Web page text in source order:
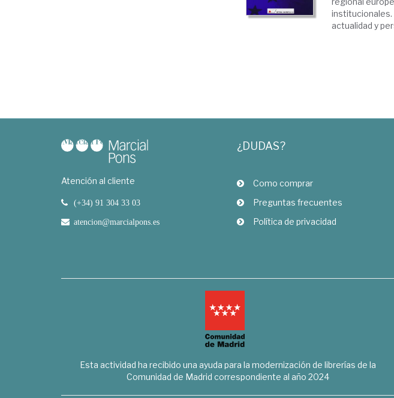
institucionales.
actualidad y
Atención al cliente
(+34) 91 304 33 03
atencion@marcialpons.es
¿DUDAS?
Como comprar
Preguntas frecuentes
Política de privacidad
Esta actividad ha recibido una ayuda para la modernización de librerías de la
Comunidad de Madrid correspondiente al año 2024